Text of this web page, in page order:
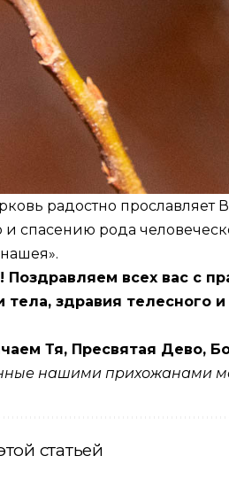
радостно
спасению рода
Поздравляем всех вас с
тела, здравия телесного
Тя, Пресвятая Дево,
нашими прихожанами
статьей